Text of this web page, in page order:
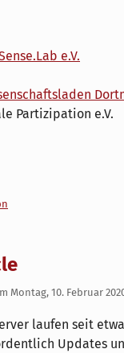
e.V.
Partizipation e.V.
Montag, 10. Februar
laufen seit
Updates